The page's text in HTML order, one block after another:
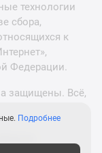
технологии
сбора,
к
Федерации.
защищены. Всё,
Подробнее